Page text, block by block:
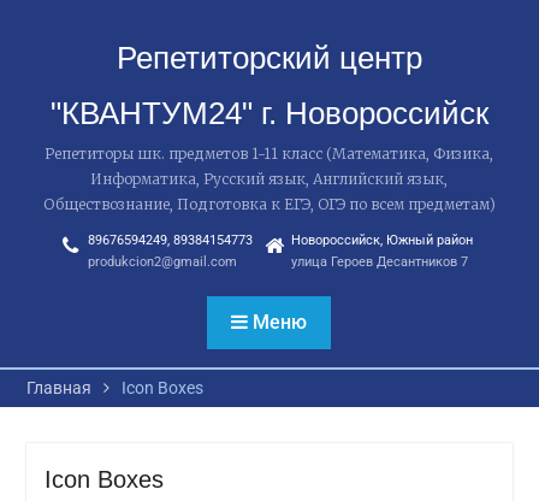
Репетиторский центр
"КВАНТУМ24" г. Новороссийск
Репетиторы шк. предметов 1-11 класс (Математика, Физика,
Информатика, Русский язык, Английский язык,
Обществознание, Подготовка к ЕГЭ, ОГЭ по всем предметам)
89676594249, 89384154773
produkcion2@gmail.com
Новороссийск, Южный район
улица Героев Десантников 7
Меню
Главная Icon Boxes
Icon Boxes